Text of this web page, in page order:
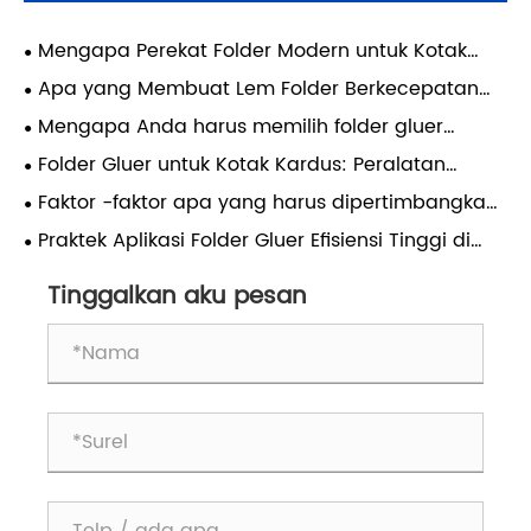
Mengapa Perekat Folder Modern untuk Kotak
Karton Mendefinisikan Ulang Efisiensi
Pengemasan?
Apa yang Membuat Lem Folder Berkecepatan
Tinggi Penting untuk Operasi Pengemasan yang
Efisien?
Mengapa Anda harus memilih folder gluer
otomatis untuk bisnis pengemasan Anda?
Folder Gluer untuk Kotak Kardus: Peralatan
Utama untuk Kemasan Karton Modern
Faktor -faktor apa yang harus dipertimbangkan
saat memilih folder Gluer yang sesuai
Praktek Aplikasi Folder Gluer Efisiensi Tinggi di
Tinggalkan aku pesan